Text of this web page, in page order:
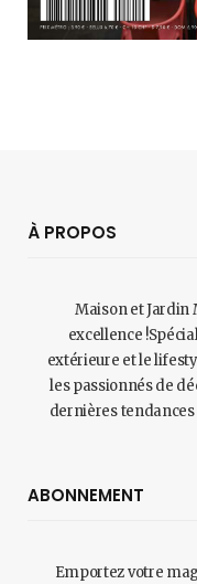
À PROPOS
Maison et Jardin
excellence
extérieure et le
les passionnés de
dernières
ABONNEMENT
Emportez votre